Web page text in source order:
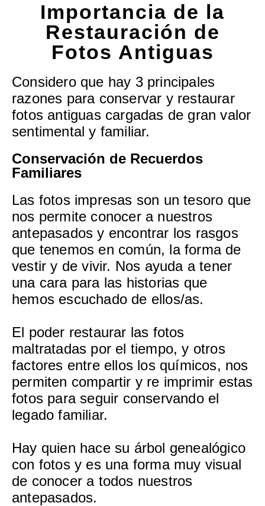
Importancia de la
Restauración de
Fotos Antiguas
Considero que hay 3 principales
razones para conservar y restaurar
fotos antiguas cargadas de gran valor
sentimental y familiar.
Conservación de Recuerdos
Familiares
Las fotos impresas son un tesoro que
nos permite conocer a nuestros
antepasados y encontrar los rasgos
que tenemos en común, la forma de
vestir y de vivir. Nos ayuda a tener
una cara para las historias que
hemos escuchado de ellos/as.
El poder restaurar las fotos
maltratadas por el tiempo, y otros
factores entre ellos los químicos, nos
permiten compartir y re imprimir estas
fotos para seguir conservando el
legado familiar.
Hay quien hace su árbol genealógico
con fotos y es una forma muy visual
de conocer a todos nuestros
antepasados.